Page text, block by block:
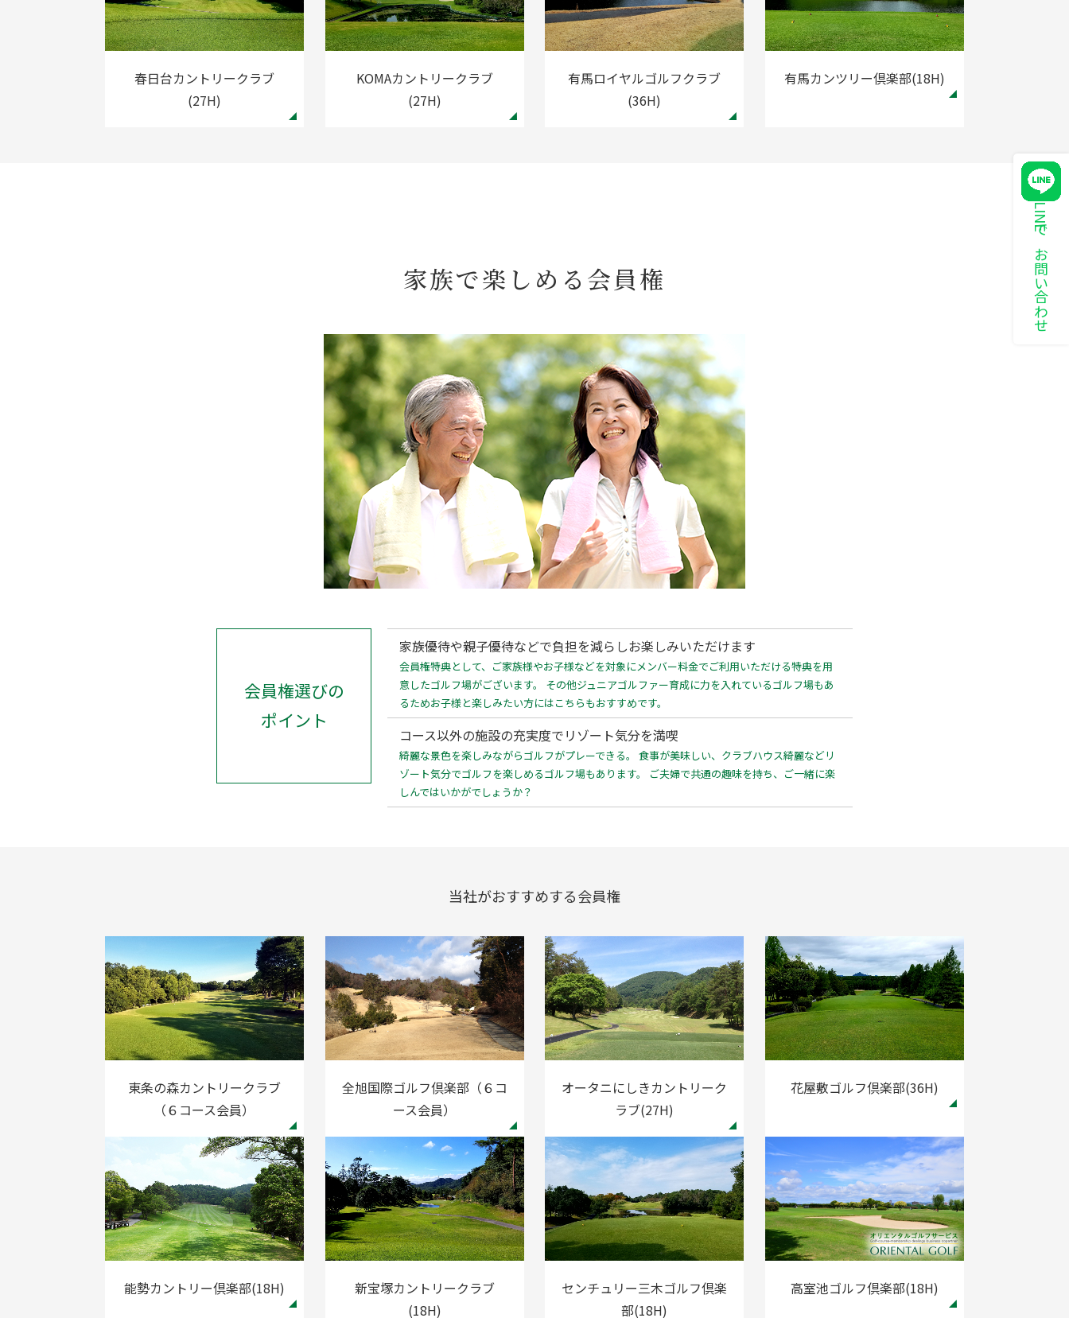
LINEでお問い合わせ
春日台カントリークラブ
(27H)
KOMAカントリークラブ
(27H)
有馬ロイヤルゴルフクラブ
(36H)
有馬カンツリー倶楽部(18H)
家族で楽しめる会員権
会員権選びの
ポイント
家族優待や親子優待などで負担を減らしお楽しみいただけます
会員権特典として、ご家族様やお子様などを対象にメンバー料金でご利用いただける特典を用
意したゴルフ場がございます。 その他ジュニアゴルファー育成に力を入れているゴルフ場もあ
るためお子様と楽しみたい方にはこちらもおすすめです。
コース以外の施設の充実度でリゾート気分を満喫
綺麗な景色を楽しみながらゴルフがプレーできる。 食事が美味しい、クラブハウス綺麗などリ
ゾート気分でゴルフを楽しめるゴルフ場もあります。 ご夫婦で共通の趣味を持ち、ご一緒に楽
しんではいかがでしょうか？
当社がおすすめする会員権
東条の森カントリークラブ
（６コース会員）
全旭国際ゴルフ倶楽部（６コ
ース会員）
オータニにしきカントリーク
ラブ(27H)
花屋敷ゴルフ倶楽部(36H)
能勢カントリー倶楽部(18H)
新宝塚カントリークラブ
(18H)
センチュリー三木ゴルフ倶楽
部(18H)
高室池ゴルフ倶楽部(18H)